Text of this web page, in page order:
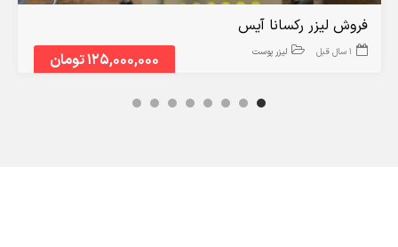
125,000,000 تومان
فروش لیزر رکسانا آیس
1 سال قبل لیزر پوست